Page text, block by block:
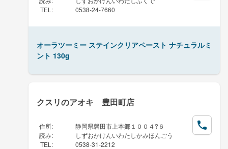
TEL : 0538-24-7660
オーラツーミー ステインクリアペースト ナチュラルミ
ント 130g
クスリのアオキ 豊田町店
住所:
静岡県磐田市上本郷１００４?６
読み:
しずおかけんいわたしかみほんごう
TEL : 0538-31-2212